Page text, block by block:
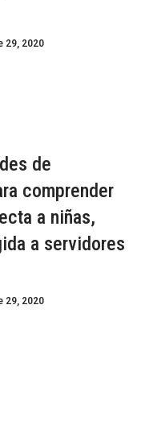
29, 2020
de
comprender
a niñas,
a servidores
29, 2020